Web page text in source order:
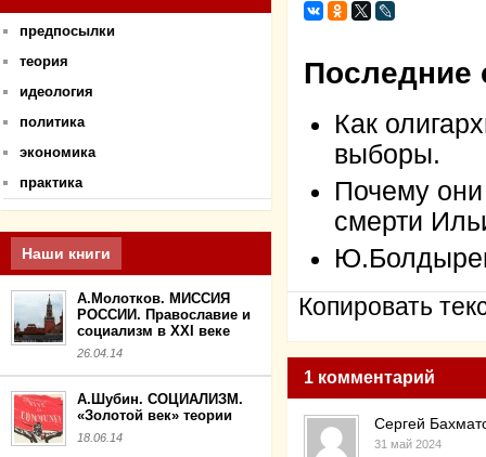
предпосылки
теория
идеология
политика
экономика
практика
Наши книги
А.Молотков. МИССИЯ
РОССИИ. Православие и
социализм в XXI веке
26.04.14
А.Шубин. СОЦИАЛИЗМ.
«Золотой век» теории
18.06.14
Последние
Как
выборы.
Почему
смерти
Копировать
1 комментарий
Сергей
31 май 2024